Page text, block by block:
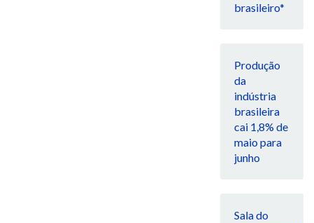
brasileiro*
Produção
da
indústria
brasileira
cai 1,8% de
maio para
junho
Sala do